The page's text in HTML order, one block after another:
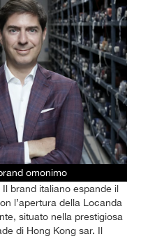
omonimo
brand italiano espande il
l’apertura della Locanda
situato nella prestigiosa
di Hong Kong sar. Il